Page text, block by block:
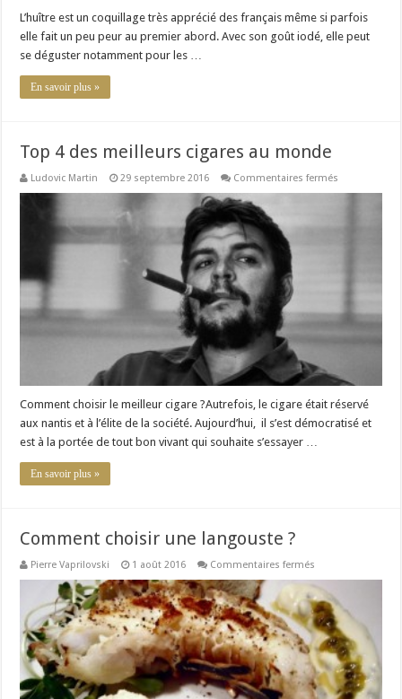
huîtres
L’huître est un coquillage très apprécié des français même si parfois
elle fait un peu peur au premier abord. Avec son goût iodé, elle peut
se déguster notamment pour les …
En savoir plus »
Top 4 des meilleurs cigares au monde
Ludovic Martin 29 septembre 2016 Commentaires fermés
Comment choisir le meilleur cigare ?Autrefois, le cigare était réservé
aux nantis et à l’élite de la société. Aujourd’hui, il s’est démocratisé et
est à la portée de tout bon vivant qui souhaite s’essayer …
En savoir plus »
Comment choisir une langouste ?
Pierre Vaprilovski 1 août 2016 Commentaires fermés
choisir
une
langouste
?